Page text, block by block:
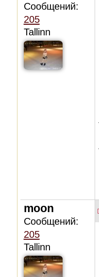
Сообщений:
205
Tallinn
moon
Сообщений:
205
Tallinn